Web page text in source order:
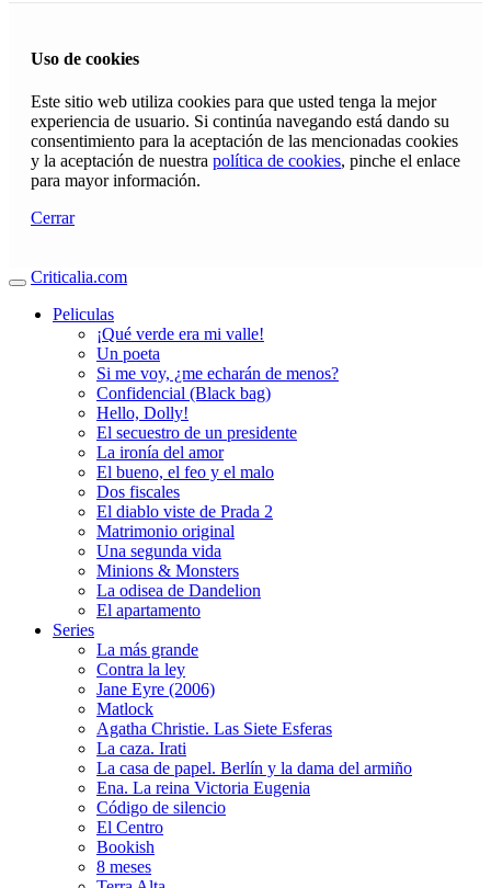
Uso de cookies
Este sitio web utiliza cookies para que usted tenga la mejor
experiencia de usuario. Si continúa navegando está dando su
consentimiento para la aceptación de las mencionadas cookies
y la aceptación de nuestra política de cookies, pinche el enlace
para mayor información.
Cerrar
Criticalia.com
Peliculas
¡Qué verde era mi valle!
Un poeta
Si me voy, ¿me echarán de menos?
Confidencial (Black bag)
Hello, Dolly!
El secuestro de un presidente
La ironía del amor
El bueno, el feo y el malo
Dos fiscales
El diablo viste de Prada 2
Matrimonio original
Una segunda vida
Minions & Monsters
La odisea de Dandelion
El apartamento
Series
La más grande
Contra la ley
Jane Eyre (2006)
Matlock
Agatha Christie. Las Siete Esferas
La caza. Irati
La casa de papel. Berlín y la dama del armiño
Ena. La reina Victoria Eugenia
Código de silencio
El Centro
Bookish
8 meses